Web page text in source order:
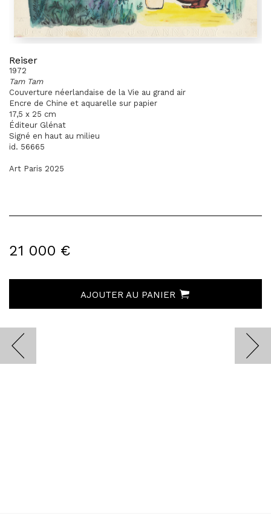
Reiser
1972
Tam Tam
Couverture néerlandaise de la Vie au grand air
Encre de Chine et aquarelle sur papier
17,5 x 25 cm
Éditeur Glénat
Signé en haut au milieu
id. 56665
Art Paris 2025
21 000 €
AJOUTER AU PANIER